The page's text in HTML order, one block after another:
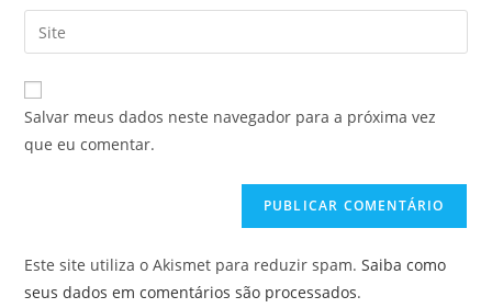
de
usuário
para
comentar
endereço
de
mail
para
comentar
Digite
o
URL
do
site
Salvar meus dados neste navegador para a próxima vez
que eu comentar.
Este site utiliza o Akismet para reduzir spam.Saiba como
seus dados em comentários são processados.